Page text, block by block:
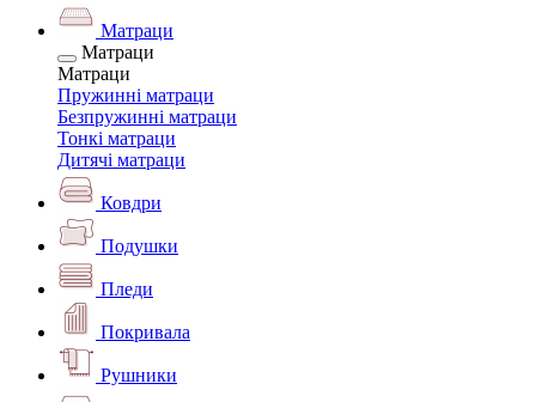
Матраци
Матраци
Матраци
Пружинні матраци
Безпружинні матраци
Тонкі матраци
Дитячі матраци
Ковдри
Подушки
Пледи
Покривала
Рушники